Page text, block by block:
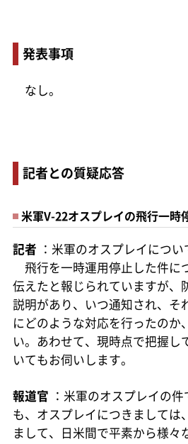
発表事項
なし。
記者との質疑応答
米軍V-22オスプレイの飛行一時
記者 ：米軍のオスプレイについ
飛行を一時運用停止した件に
伝えたと報じられていますが、
説明があり、いつ通知され、そ
にどのような対応を行ったのか
い。あわせて、現時点で把握し
いてもお伺いします。
報道官 ：米軍のオスプレイの
も、オスプレイにつきましては
まして、日米間で平素から様々